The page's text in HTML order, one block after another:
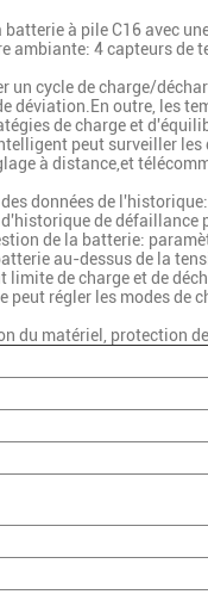
à pile C16 avec
ambiante: 4 capteurs de
un cycle de charge/
déviation.En outre, les
de charge et
peut surveiller
à distance,et
données de
de défaillance
de la batterie:
au-dessus de la
de charge et de
peut régler les modes
matériel, protection